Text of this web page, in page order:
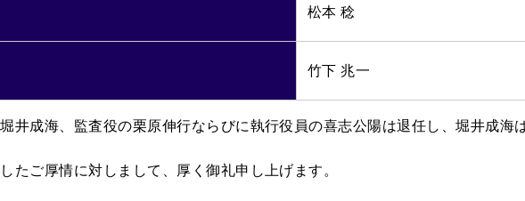
松本 稔
竹下 兆一
井成海、監査役の栗原伸行ならびに執行役員の喜志公陽は退任し、堀井成海
たご厚情に対しまして、厚く御礼申し上げます。